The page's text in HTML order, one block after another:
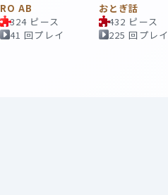
RO AB
324 ピース
41 回プレイ
おとぎ話
432 ピース
225 回プレイ